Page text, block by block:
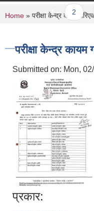
Pages
1 2
You are here
Home » परीक्षा केन्द्र कायम
परीक्षा केन्द्र कायम
Submitted on: Mon,
प्रकार: